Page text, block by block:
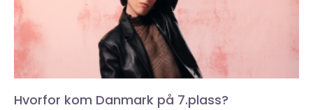
Hvorfor kom Danmark på 7.plass?